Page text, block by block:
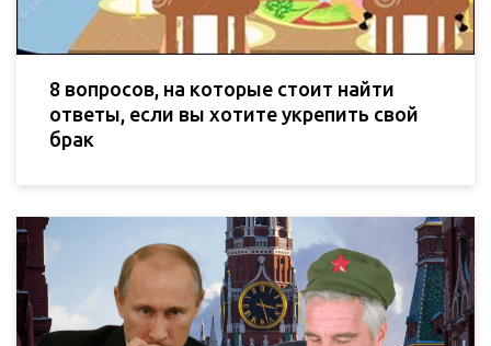
8 вопросов, на которые стоит найти
ответы, если вы хотите укрепить свой
брак